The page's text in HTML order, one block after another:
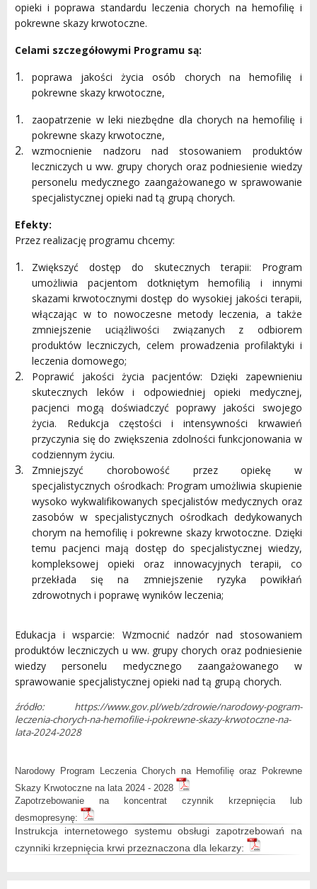
opieki i poprawa standardu leczenia chorych na hemofilię i
pokrewne skazy krwotoczne.
Celami szczegółowymi Programu są:
poprawa jakości życia osób chorych na hemofilię i
pokrewne skazy krwotoczne,
zaopatrzenie w leki niezbędne dla chorych na hemofilię i
pokrewne skazy krwotoczne,
wzmocnienie nadzoru nad stosowaniem produktów
leczniczych u ww. grupy chorych oraz podniesienie wiedzy
personelu medycznego zaangażowanego w sprawowanie
specjalistycznej opieki nad tą grupą chorych.
Efekty:
Przez realizację programu chcemy:
Zwiększyć dostęp do skutecznych terapii: Program
umożliwia pacjentom dotkniętym hemofilią i innymi
skazami krwotocznymi dostęp do wysokiej jakości terapii,
włączając w to nowoczesne metody leczenia, a także
zmniejszenie uciążliwości związanych z odbiorem
produktów leczniczych, celem prowadzenia profilaktyki i
leczenia domowego;
Poprawić jakości życia pacjentów: Dzięki zapewnieniu
skutecznych leków i odpowiedniej opieki medycznej,
pacjenci mogą doświadczyć poprawy jakości swojego
życia. Redukcja częstości i intensywności krwawień
przyczynia się do zwiększenia zdolności funkcjonowania w
codziennym życiu.
Zmniejszyć chorobowość przez opiekę w
specjalistycznych ośrodkach: Program umożliwia skupienie
wysoko wykwalifikowanych specjalistów medycznych oraz
zasobów w specjalistycznych ośrodkach dedykowanych
chorym na hemofilię i pokrewne skazy krwotoczne. Dzięki
temu pacjenci mają dostęp do specjalistycznej wiedzy,
kompleksowej opieki oraz innowacyjnych terapii, co
przekłada się na zmniejszenie ryzyka powikłań
zdrowotnych i poprawę wyników leczenia;
Edukacja i wsparcie: Wzmocnić nadzór nad stosowaniem
produktów leczniczych u ww. grupy chorych oraz podniesienie
wiedzy personelu medycznego zaangażowanego w
sprawowanie specjalistycznej opieki nad tą grupą chorych.
źródło: https://www.gov.pl/web/zdrowie/narodowy-pogram-
leczenia-chorych-na-hemofilie-i-pokrewne-skazy-krwotoczne-na-
lata-2024-2028
Narodowy Program Leczenia Chorych na Hemofilię oraz Pokrewne
Skazy Krwotoczne na lata 2024 - 2028
Zapotrzebowanie na koncentrat czynnik krzepnięcia lub
desmopresynę:
Instrukcja internetowego systemu obsługi zapotrzebowań na
czynniki krzepnięcia krwi przeznaczona dla lekarzy: